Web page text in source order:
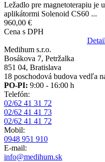
Ležadlo pre magnetoterapiu je
aplikátormi Solenoid CS60 ...
960,00 €
Cena s DPH
Medihum s.r.o.
Bosákova 7, Petržalka
851 04, Bratislava
18 poschodová budova vedľa
PO-PI: 9:00 - 16:00 h
Telefón:
02/62 41 31 72
02/62 41 41 73
02/62 41 41 72
Mobil:
0948 951 910
E-mail:
info@medihum.sk